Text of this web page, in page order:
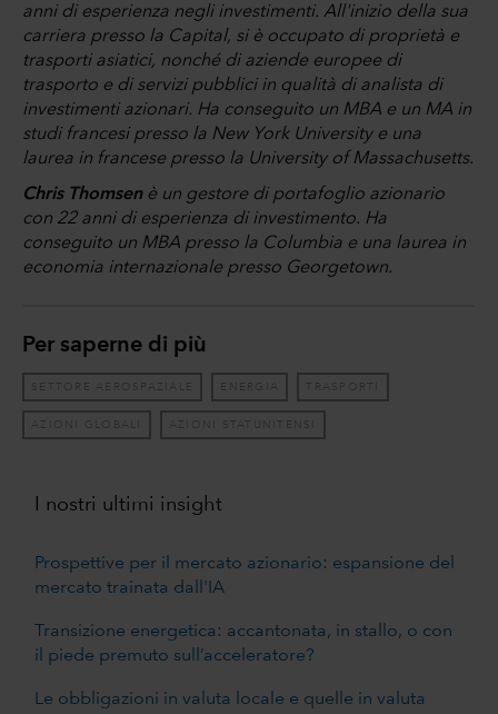
anni di esperienza negli investimenti. All'inizio della sua
carriera presso la Capital, si è occupato di proprietà e
trasporti asiatici, nonché di aziende europee di
trasporto e di servizi pubblici in qualità di analista di
investimenti azionari. Ha conseguito un MBA e un MA in
studi francesi presso la New York University e una
laurea in francese presso la University of Massachusetts.
Chris Thomsenè un gestore di portafoglio azionario
con 22 anni di esperienza di investimento. Ha
conseguito un MBA presso la Columbia e una laurea in
economia internazionale presso Georgetown.
Per saperne di più
SETTORE AEROSPAZIALE ENERGIA TRASPORTI
AZIONI GLOBALI AZIONI STATUNITENSI
I nostri ultimi insight
Prospettive per il mercato azionario: espansione del
mercato trainata dall'IA
Transizione energetica: accantonata, in stallo, o con
il piede premuto sull’acceleratore?
Le obbligazioni in valuta locale e quelle in valuta